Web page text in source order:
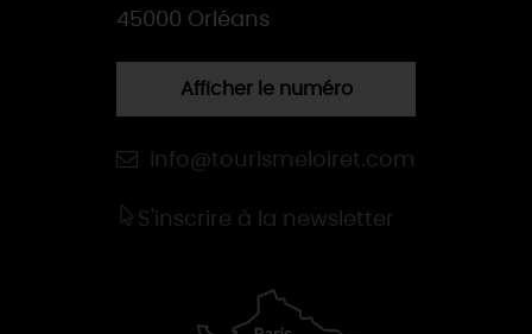
45000 Orléans
Afficher le numéro
info@tourismeloiret.com
S'inscrire à la newsletter